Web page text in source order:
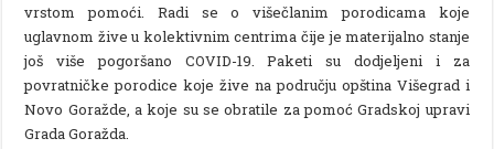
vrstom pomoći. Radi se o višečlanim porodicama koje
uglavnom žive u kolektivnim centrima čije je materijalno stanje
još više pogoršano COVID-19. Paketi su dodjeljeni i za
povratničke porodice koje žive na području opština Višegrad i
Novo Goražde, a koje su se obratile za pomoć Gradskoj upravi
Grada Goražda.